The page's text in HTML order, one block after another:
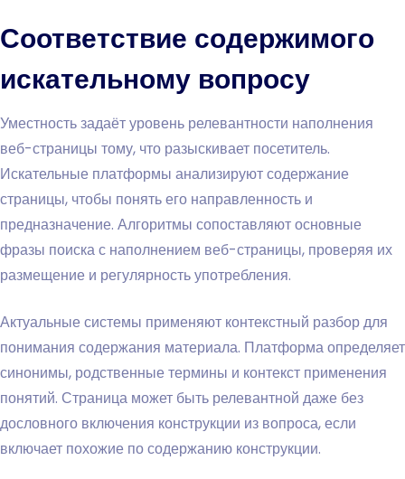
Соответствие содержимого
искательному вопросу
Уместность задаёт уровень релевантности наполнения
веб-страницы тому, что разыскивает посетитель.
Искательные платформы анализируют содержание
страницы, чтобы понять его направленность и
предназначение. Алгоритмы сопоставляют основные
фразы поиска с наполнением веб-страницы, проверяя их
размещение и регулярность употребления.
Актуальные системы применяют контекстный разбор для
понимания содержания материала. Платформа определяет
синонимы, родственные термины и контекст применения
понятий. Страница может быть релевантной даже без
дословного включения конструкции из вопроса, если
включает похожие по содержанию конструкции.